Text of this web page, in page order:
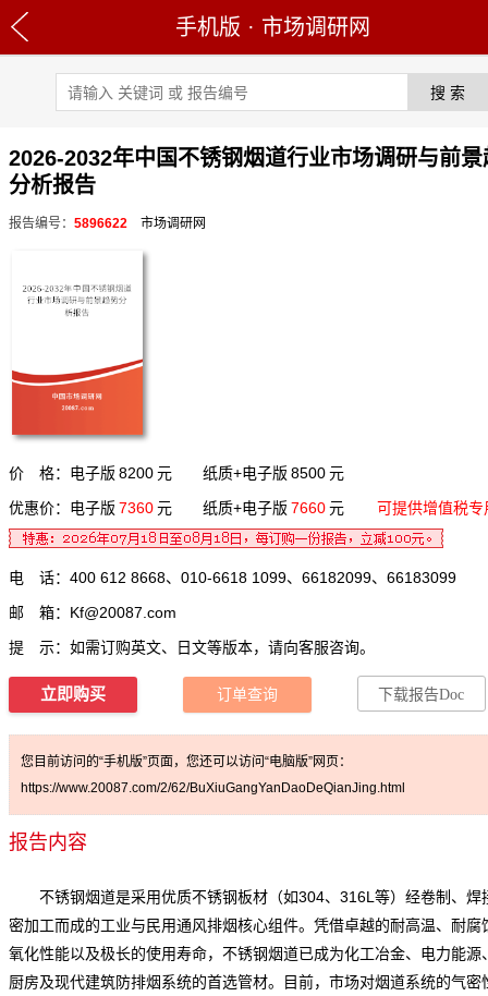
手机版 · 市场调研网
2026-2032年中国不锈钢烟道行业市场调研与前景
分析报告
报告编号： 5896622 市场调研网
价 格：电子版 8200 元 纸质+电子版 8500 元
优惠价：电子版 7360 元 纸质+电子版 7660 元 可提供增值税专
电 话：400 612 8668、010-6618 1099、66182099、66183099
邮 箱： Kf@20087.com
提 示：如需订购英文、日文等版本，请向客服咨询。
立即购买 订单查询 下载报告Doc
您目前访问的“手机版”页面，您还可以访问“电脑版”网页：
https://www.20087.com/2/62/BuXiuGangYanDaoDeQianJing.html
报告内容
不锈钢烟道是采用优质不锈钢板材（如304、316L等）经卷制、焊
密加工而成的工业与民用通风排烟核心组件。凭借卓越的耐高温、耐腐
氧化性能以及极长的使用寿命，不锈钢烟道已成为化工冶金、电力能源
厨房及现代建筑防排烟系统的首选管材。目前，市场对烟道系统的气密